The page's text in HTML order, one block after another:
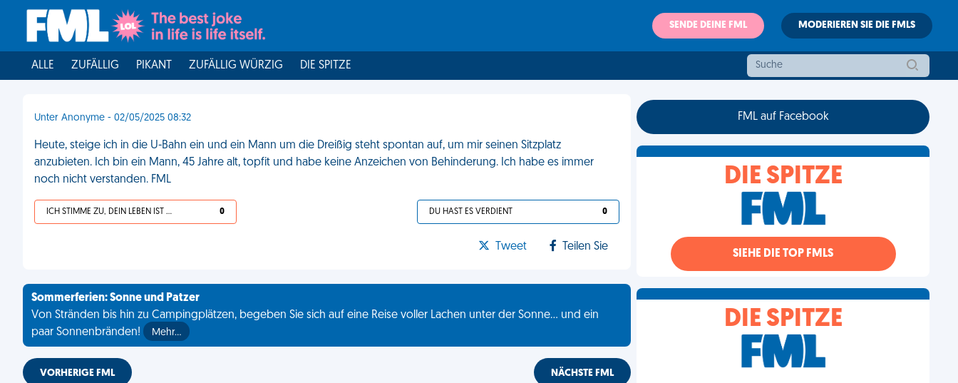
SENDE DEINE FML MODERIEREN SIE DIE FMLS
ALLE ZUFÄLLIG PIKANT ZUFÄLLIG WÜRZIG DIE SPITZE
Unter Anonyme - 02/05/2025 08:32
Heute, steige ich in die U-Bahn ein und ein Mann um die Dreißig steht spontan auf, um mir seinen Sitzplatz
anzubieten. Ich bin ein Mann, 45 Jahre alt, topfit und habe keine Anzeichen von Behinderung. Ich habe es immer
noch nicht verstanden. FML
ICH STIMME ZU, DEIN LEBEN IST SCHEISSE 0 DU HAST ES VERDIENT 0
Tweet Teilen Sie
Sommerferien: Sonne und Patzer
Von Stränden bis hin zu Campingplätzen, begeben Sie sich auf eine Reise voller Lachen unter der Sonne... und ein
paar Sonnenbränden!
Mehr…
VORHERIGE FML NÄCHSTE FML
FML auf Facebook
DIE SPITZE
SIEHE DIE TOP FMLS
DIE SPITZE